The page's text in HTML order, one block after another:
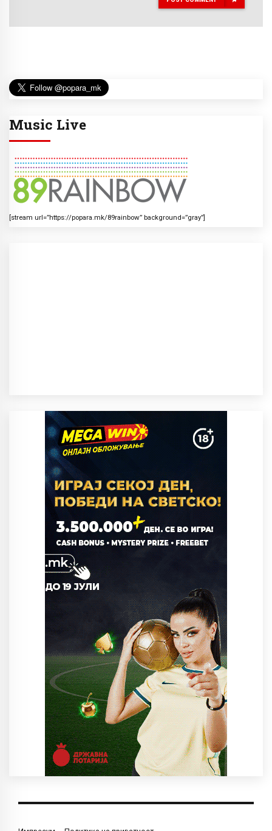
Music Live
[stream url=”https://popara.mk/89rainbow” background=”gray”]